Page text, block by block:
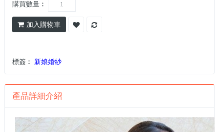
購買數量︰
加入購物車
標簽︰ 新娘婚紗
產品詳細介紹